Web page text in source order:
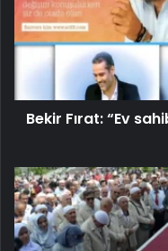
Bekir Fırat: “Ev